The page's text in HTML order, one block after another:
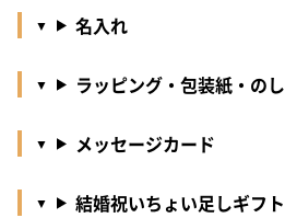
名入れ
ラッピング・包装紙・のし
メッセージカード
結婚祝いちょい足しギフト